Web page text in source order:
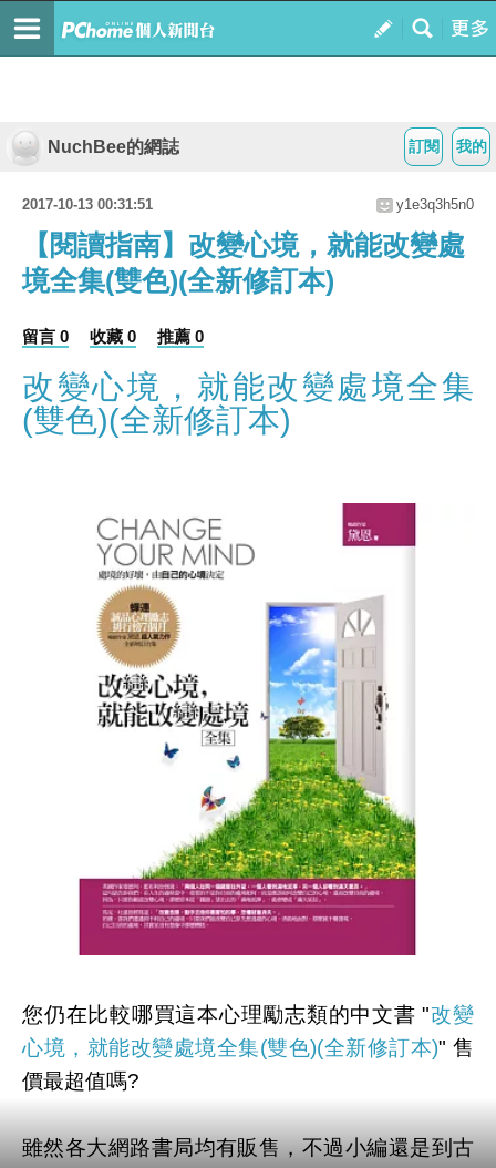
我的
訂閱
NuchBee的網誌
2017-10-13 00:31:51 y1e3q3h5n0
【閱讀指南】改變心境，就能改變處
境全集(雙色)(全新修訂本)
留言 0 收藏 0 推薦 0
改變心境，就能改變處境全集
(雙色)(全新修訂本)
您仍在比較哪買這本心理勵志類的中文書 "改變
心境，就能改變處境全集(雙色)(全新修訂本)" 售
價最超值嗎?
雖然各大網路書局均有販售，不過小編還是到古